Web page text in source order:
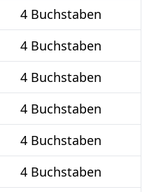
4 Buchstaben
4 Buchstaben
4 Buchstaben
4 Buchstaben
4 Buchstaben
4 Buchstaben